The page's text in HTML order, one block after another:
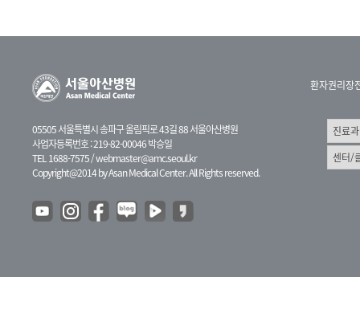
05505 서울특별시 송파구 올림픽로 43길 88 서울아산병원
사업자등록번호 : 219-82-00046 박승일
TEL 1688-7575 /webmaster@amc.seoul.kr
Copyright@2014 by Asan Medical Center. All Rights reserved.
환자권리장